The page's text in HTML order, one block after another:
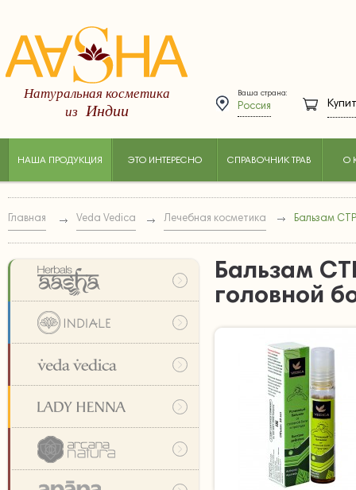
Натуральная косметика
из Индии
Ваша страна:
Россия
НАША ПРОДУКЦИЯ ЭТО ИНТЕРЕСНО СПРАВОЧНИК ТРАВ О
Главная Veda Vedica Лечебная косметика Бальзам
Бальзам
головной